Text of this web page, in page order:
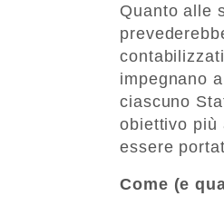
Quanto alle
impegnano
ciascuno
obiettivo più
essere
Come (e